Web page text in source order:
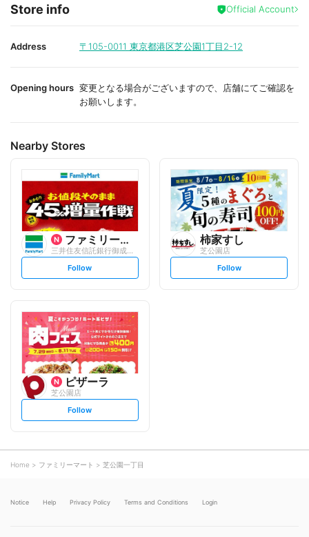
i
t
a
Store info Official Account
Address 〒105-0011 東京都港区芝公園1丁目2-12
Opening hours 変更となる場合がございますので、店舗にてご確認を
お願いします。
Nearby Stores
ファミリーマート
三井住友信託銀行御成門/S
s
l
o
w
Follow
柿家すし
芝公園店
s
Follow
ピザーラ
芝公園店
s
l
o
Follow
Home ファミリーマート 芝公園一丁目
Notice Help Privacy Policy Terms and Conditions Login